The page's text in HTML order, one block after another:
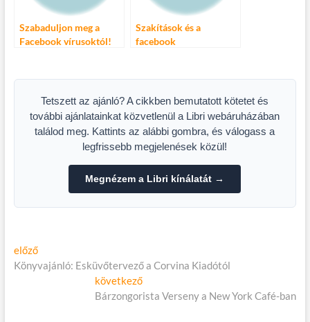
Szabaduljon meg a
Facebook vírusoktól!
Szakítások és a
facebook
Tetszett az ajánló? A cikkben bemutatott kötetet és
további ajánlatainkat közvetlenül a Libri webáruházában
találod meg. Kattints az alábbi gombra, és válogass a
legfrissebb megjelenések közül!
Megnézem a Libri kínálatát →
Bejegyzés
navigáció
előzőElőző
cikk:
Könyvajánló: Esküvőtervező a Corvina Kiadótól
következőKövetkező
cikk:
Bárzongorista Verseny a New York Café-ban